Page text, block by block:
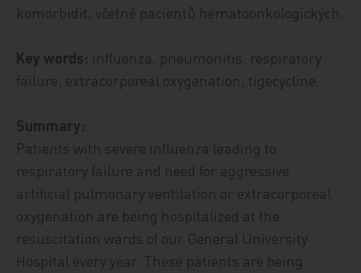
komorbidit, včetně pacientů hematoonkologických.
Key words: influenza, pneumonitis, respiratory
failure, extracorporeal oxygenation, tigecycline.
Summary:
Patients with severe influenza leading to
respiratory failure and need for aggressive
artificial pulmonary ventilation or extracorporeal
oxygenation are being hospitalized at the
resuscitation wards of our General University
Hospital every year. These patients are being